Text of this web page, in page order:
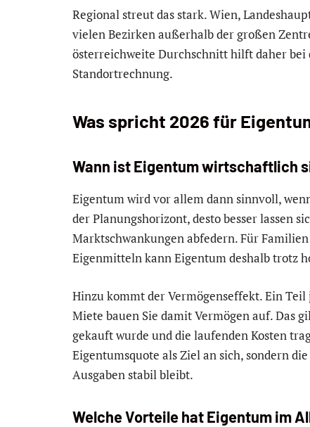
Regional streut das stark. Wien,
vielen Bezirken außerhalb der großen
österreichweite Durchschnitt hilft daher bei
Standortrechnung.
Was spricht 2026 für
Wann ist Eigentum wirtschaftlich
Eigentum wird vor allem dann sinnvoll,
der Planungshorizont, desto besser lassen
Marktschwankungen abfedern. Für
Eigenmitteln kann Eigentum deshalb trotz
Hinzu kommt der Vermögenseffekt. Ein
Miete bauen Sie damit Vermögen auf. Das
gekauft wurde und die laufenden Kosten
Eigentumsquote als Ziel an sich, sondern
Ausgaben stabil bleibt.
Welche Vorteile hat Eigentum im